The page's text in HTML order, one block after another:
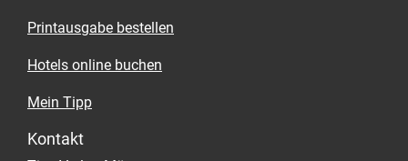
Printausgabe bestellen
Hotels online buchen
Mein Tipp
Kontakt